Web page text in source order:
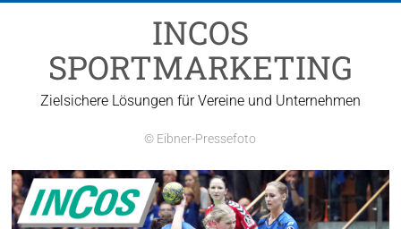
INCOS
SPORTMARKETING
Zielsichere Lösungen für Vereine und Unternehmen
© Eibner-Pressefoto